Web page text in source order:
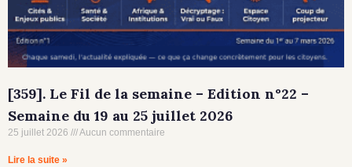
[359]. Le Fil de la semaine – Edition n°22 –
Semaine du 19 au 25 juillet 2026
25 juillet 2026 Aucun commentaire
Lire la suite »